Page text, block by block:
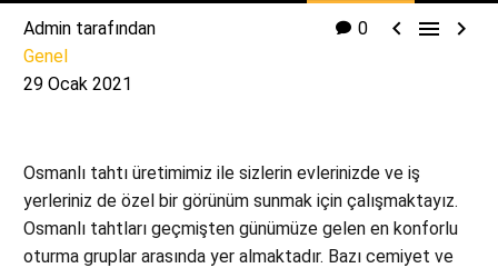
0   
Admin tarafından
Genel
29 Ocak 2021
Osmanlı tahtı üretimimiz ile sizlerin evlerinizde ve iş
yerleriniz de özel bir görünüm sunmak için çalışmaktayız.
Osmanlı tahtları geçmişten günümüze gelen en konforlu
oturma gruplar arasında yer almaktadır. Bazı cemiyet ve